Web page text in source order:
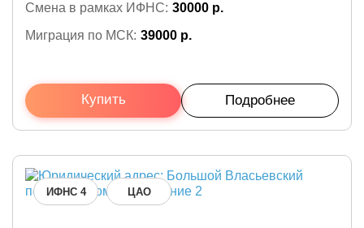
Смена в рамках ИФНС: 30000 р.
Миграция по МСК: 39000 р.
Купить Подробнее
ИФНС 4 ЦАО